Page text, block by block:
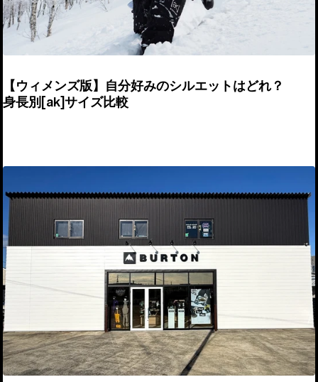
【ウィメンズ版】自分好みのシルエットはどれ？
身長別[ak]サイズ比較